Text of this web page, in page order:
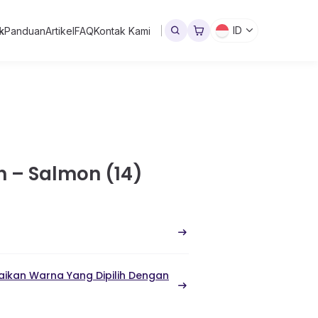
PanduanArtikelFAQKontak Kami ID
– Salmon (14)
Warna Yang Dipilih Dengan